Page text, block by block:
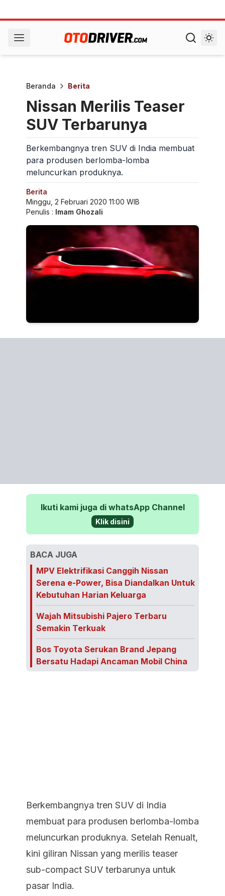
Beranda Berita
Nissan Merilis Teaser
SUV Terbarunya
Berkembangnya tren SUV di India membuat
para produsen berlomba-lomba
meluncurkan produknya.
Berita
Minggu, 2 Februari 2020 11:00 WIB
Penulis : Imam Ghozali
Ikuti kami juga di whatsApp Channel
Klik disini
BACA JUGA
MPV Elektrifikasi Canggih Nissan
Serena e-Power, Bisa Diandalkan Untuk
Kebutuhan Harian Keluarga
Wajah Mitsubishi Pajero Terbaru
Semakin Terkuak
Bos Toyota Serukan Brand Jepang
Bersatu Hadapi Ancaman Mobil China
Berkembangnya tren SUV di India
membuat para produsen berlomba-lomba
meluncurkan produknya. Setelah Renualt,
kini giliran Nissan yang merilis teaser
sub-compact SUV terbarunya untuk
pasar India.